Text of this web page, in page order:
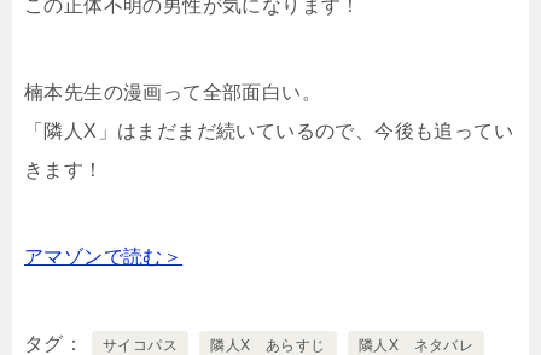
この正体不明の男性が気になります！
楠本先生の漫画って全部面白い。
「隣人X」はまだまだ続いているので、今後も追ってい
きます！
アマゾンで読む＞
タグ サイコパス 隣人X あらすじ 隣人X ネタバレ